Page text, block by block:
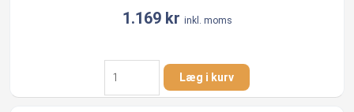
1852
antal1.169 kr inkl. moms
Kaczmarek
160
x
Læg i kurv